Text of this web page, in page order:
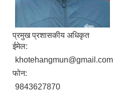
प्रमुख प्रशासकीय अधिकृत
ईमेल:
khotehangmun@gmail.com
फोन:
9843627870